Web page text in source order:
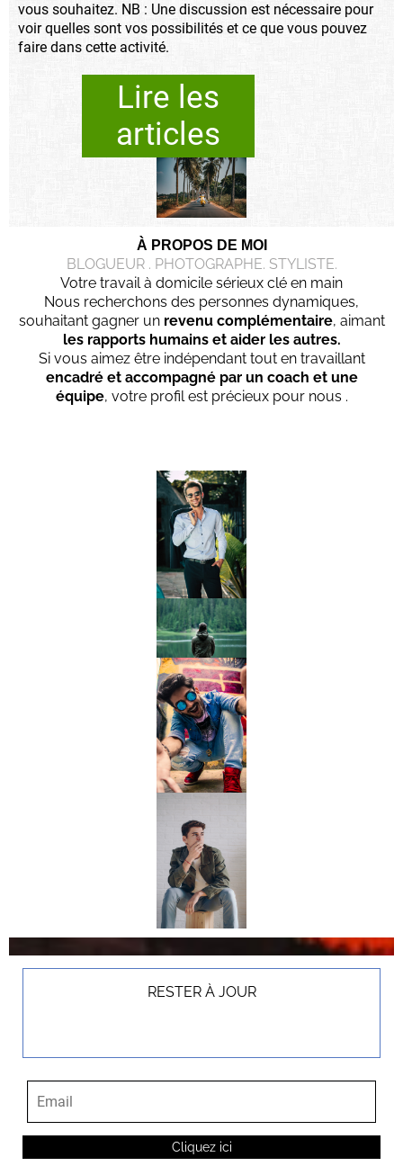
vous souhaitez. NB : Une discussion est nécessaire pour
voir quelles sont vos possibilités et ce que vous pouvez
faire dans cette activité.
Lire les
articles
À PROPOS DE MOI
BLOGUEUR . PHOTOGRAPHE. STYLISTE.
Votre travail à domicile sérieux clé en main
Nous recherchons des personnes dynamiques,
souhaitant gagner un revenu complémentaire, aimant
les rapports humains et aider les autres.
Si vous aimez être indépendant tout en travaillant
encadré et accompagné par un coach et une
équipe, votre profil est précieux pour nous .
RESTER À JOUR
Cliquez ici